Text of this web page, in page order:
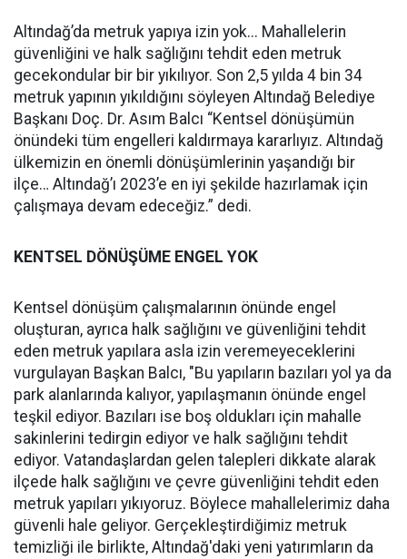
Altındağ’da metruk yapıya izin yok... Mahallelerin
güvenliğini ve halk sağlığını tehdit eden metruk
gecekondular bir bir yıkılıyor. Son 2,5 yılda 4 bin 34
metruk yapının yıkıldığını söyleyen Altındağ Belediye
Başkanı Doç. Dr. Asım Balcı “Kentsel dönüşümün
önündeki tüm engelleri kaldırmaya kararlıyız. Altındağ
ülkemizin en önemli dönüşümlerinin yaşandığı bir
ilçe… Altındağ’ı 2023’e en iyi şekilde hazırlamak için
çalışmaya devam edeceğiz.” dedi.
KENTSEL DÖNÜŞÜME ENGEL YOK
Kentsel dönüşüm çalışmalarının önünde engel
oluşturan, ayrıca halk sağlığını ve güvenliğini tehdit
eden metruk yapılara asla izin veremeyeceklerini
vurgulayan Başkan Balcı, "Bu yapıların bazıları yol ya da
park alanlarında kalıyor, yapılaşmanın önünde engel
teşkil ediyor. Bazıları ise boş oldukları için mahalle
sakinlerini tedirgin ediyor ve halk sağlığını tehdit
ediyor. Vatandaşlardan gelen talepleri dikkate alarak
ilçede halk sağlığını ve çevre güvenliğini tehdit eden
metruk yapıları yıkıyoruz. Böylece mahallelerimiz daha
güvenli hale geliyor. Gerçekleştirdiğimiz metruk
temizliği ile birlikte, Altındağ'daki yeni yatırımların da